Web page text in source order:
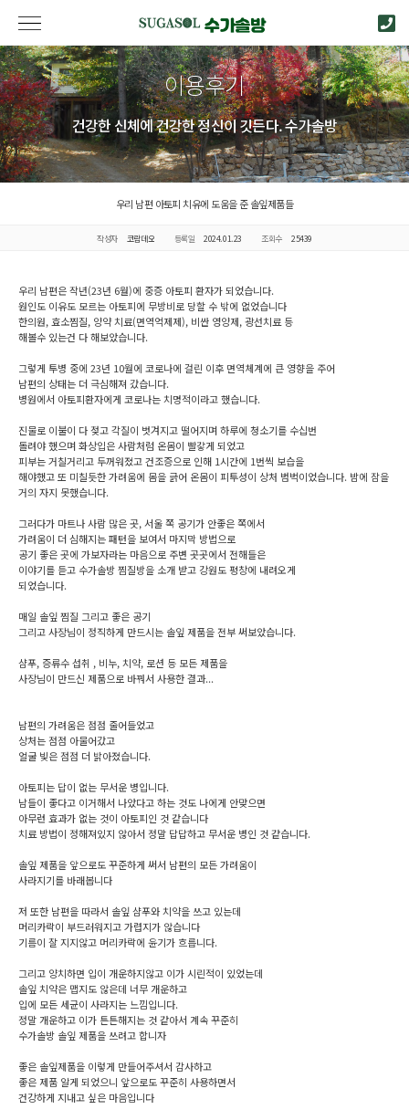
이용후기
건강한 신체에 건강한 정신이 깃든다. 수가솔방
우리 남편 아토피 치유에 도움을 준 솔잎제품들
작성자 코람데오 등록일 2024.01.23 조회수 25439
우리 남편은 작년(23년 6월)에 중증 아토피 환자가 되었습니다.
원인도 이유도 모르는 아토피에 무방비로 당할 수 밖에 없었습니다
한의원, 효소찜질, 양약 치료(면역억제제), 비싼 영양제, 광선치료 등
해볼수 있는건 다 해보았습니다.
그렇게 투병 중에 23년 10월에 코로나에 걸린 이후 면역체계에 큰 영향을 주어
남편의 상태는 더 극심해져 갔습니다.
병원에서 아토피환자에게 코로나는 치명적이라고 했습니다.
진물로 이불이 다 젖고 각질이 벗겨지고 떨어지며 하루에 청소기를 수십번
돌려야 했으며 화상입은 사람처럼 온몸이 빨갛게 되었고
피부는 거칠거리고 두꺼워졌고 건조증으로 인해 1시간에 1번씩 보습을
해야했고 또 미칠듯한 가려움에 몸을 긁어 온몸이 피투성이 상처 범벅이었습니다. 밤에 잠을
거의 자지 못했습니다.
그러다가 마트나 사람 많은 곳, 서울 쪽 공기가 안좋은 쪽에서
가려움이 더 심해지는 패턴을 보여서 마지막 방법으로
공기 좋은 곳에 가보자라는 마음으로 주변 곳곳에서 전해들은
이야기를 듣고 수가솔방 찜질방을 소개 받고 강원도 평창에 내려오게
되었습니다.
매일 솔잎 찜질 그리고 좋은 공기
그리고 사장님이 정직하게 만드시는 솔잎 제품을 전부 써보았습니다.
샴푸, 증류수 섭취 , 비누, 치약, 로션 등 모든 제품을
사장님이 만드신 제품으로 바꿔서 사용한 결과...
남편의 가려움은 점점 줄어들었고
상처는 점점 아물어갔고
얼굴 빛은 점점 더 밝아졌습니다.
아토피는 답이 없는 무서운 병입니다.
남들이 좋다고 이거해서 나았다고 하는 것도 나에게 안맞으면
아무런 효과가 없는 것이 아토피인 것 같습니다
치료 방법이 정해져있지 않아서 정말 답답하고 무서운 병인 것 같습니다.
솔잎 제품을 앞으로도 꾸준하게 써서 남편의 모든 가려움이
사라지기를 바래봅니다
저 또한 남편을 따라서 솔잎 샴푸와 치약을 쓰고 있는데
머리카락이 부드러워지고 가렵지가 않습니다
기름이 잘 지지않고 머리카락에 윤기가 흐릅니다.
그리고 양치하면 입이 개운하지않고 이가 시린적이 있었는데
솔잎 치약은 맵지도 않은데 너무 개운하고
입에 모든 세균이 사라지는 느낌입니다.
정말 개운하고 이가 튼튼해지는 것 같아서 계속 꾸준히
수가솔방 솔잎 제품을 쓰려고 합니자
좋은 솔잎제품을 이렇게 만들어주셔서 감사하고
좋은 제품 알게 되었으니 앞으로도 꾸준히 사용하면서
건강하게 지내고 싶은 마음입니다